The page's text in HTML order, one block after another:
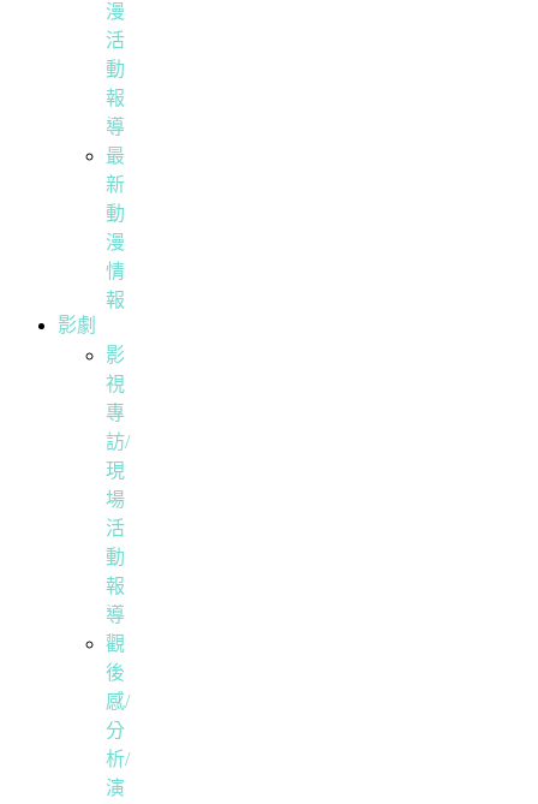
漫
活
動
報
導
最
新
動
漫
情
報
影劇
影
視
專
訪/
現
場
活
動
報
導
觀
後
感/
分
析/
演